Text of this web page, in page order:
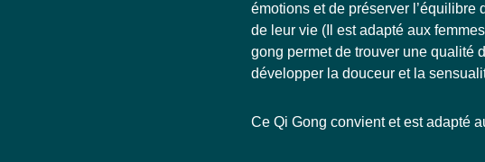
émotions et de préserver
de leur vie (Il est adapté aux
gong permet de trouver une qualité
développer la douceur et la
Ce Qi Gong convient et est adapté